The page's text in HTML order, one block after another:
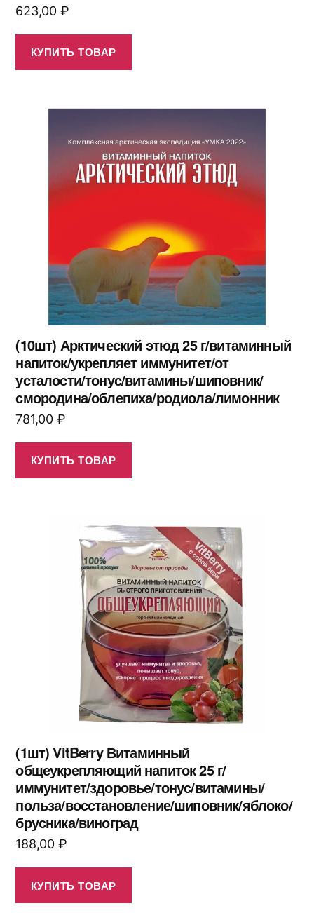
623,00 ₽
КУПИТЬ ТОВАР
(10шт) Арктический этюд 25 г/витаминный
напиток/укрепляет иммунитет/от
усталости/тонус/витамины/шиповник/
смородина/облепиха/родиола/лимонник
781,00 ₽
КУПИТЬ ТОВАР
(1шт) VitBerry Витаминный
общеукрепляющий напиток 25 г/
иммунитет/здоровье/тонус/витамины/
польза/восстановление/шиповник/яблоко/
брусника/виноград
188,00 ₽
КУПИТЬ ТОВАР